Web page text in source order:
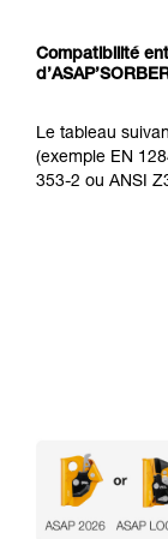
Compatibilité
Le tableau
(exemple EN
353-2 ou ANSI